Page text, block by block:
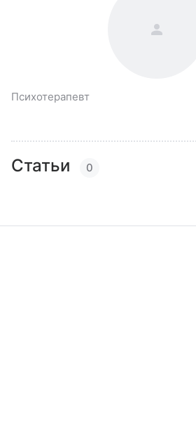
Психотерапевт
Статьи 0